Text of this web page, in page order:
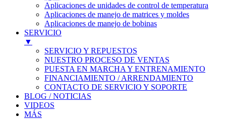
Aplicaciones de unidades de control de temperatura
Aplicaciones de manejo de matrices y moldes
Aplicaciones de manejo de bobinas
SERVICIO
▼
SERVICIO Y REPUESTOS
NUESTRO PROCESO DE VENTAS
PUESTA EN MARCHA Y ENTRENAMIENTO
FINANCIAMIENTO / ARRENDAMIENTO
CONTACTO DE SERVICIO Y SOPORTE
BLOG / NOTICIAS
VIDEOS
MÁS